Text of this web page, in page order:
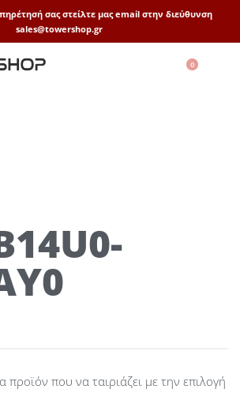
σας στείλτε μας email στην διεύθυνση
sales@towershop.gr
0
προϊόν που να ταιριάζει με την επιλογή